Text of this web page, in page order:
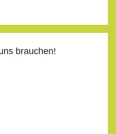
brauchen!